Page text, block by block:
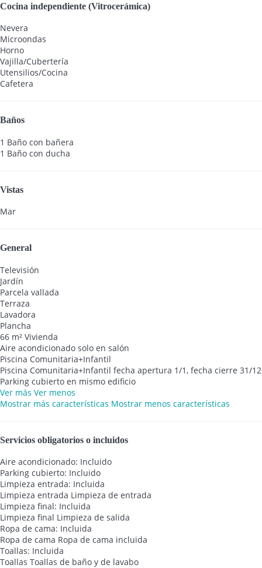
Cocina independiente (Vitrocerámica)
Nevera
Microondas
Horno
Vajilla/Cubertería
Utensilios/Cocina
Cafetera
Baños
1 Baño con bañera
1 Baño con ducha
Vistas
Mar
General
Televisión
Jardín
Parcela vallada
Terraza
Lavadora
Plancha
66 m² Vivienda
Aire acondicionado solo en salón
Piscina Comunitaria+Infantil
Piscina Comunitaria+Infantil fecha apertura 1/1, fecha cierre 31/12
Parking cubierto en mismo edificio
Ver más Ver menos
Mostrar más características Mostrar menos características
Servicios obligatorios o incluidos
Aire acondicionado: Incluido
Parking cubierto: Incluido
Limpieza entrada: Incluida
Limpieza entrada Limpieza de entrada
Limpieza final: Incluida
Limpieza final Limpieza de salida
Ropa de cama: Incluida
Ropa de cama Ropa de cama incluida
Toallas: Incluida
Toallas Toallas de baño y de lavabo